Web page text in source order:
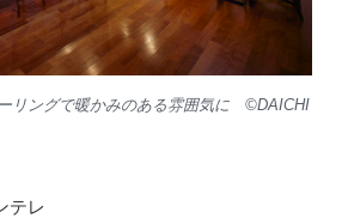
リングで暖かみのある雰囲気に ©︎DAICHI
テレ